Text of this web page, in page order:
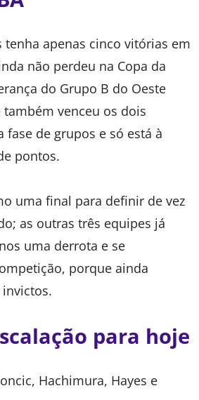
tenha apenas cinco vitórias em
não perdeu na Copa da
do Grupo B do Oeste
também venceu os dois
de grupos e só está à
pontos.
uma final para definir de vez
as outras três equipes já
uma derrota e se
porque ainda
para hoje
Hachimura, Hayes e